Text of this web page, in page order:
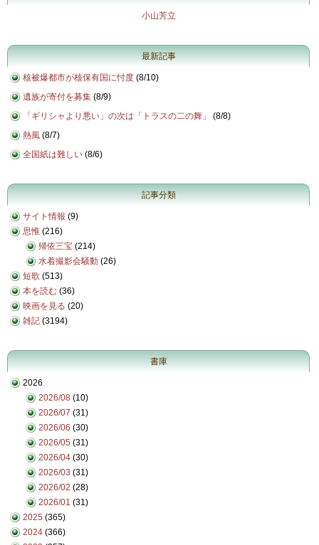
小山芳立
最新記事
核被爆都市が核保有国に忖度 (8/10)
遺族が寄付を募集 (8/9)
「ギリシャより悪い」の次は「トラスの二の舞」
(8/8)
熱風 (8/7)
全国紙は難しい (8/6)
記事分類
サイト情報 (9)
思惟 (216)
帰依三宝 (214)
水着撮影会騒動 (26)
短歌 (513)
本を読む (36)
映画を見る (20)
雑記 (3194)
書庫
2026
2026/08 (10)
2026/07 (31)
2026/06 (30)
2026/05 (31)
2026/04 (30)
2026/03 (31)
2026/02 (28)
2026/01 (31)
2025 (365)
2024 (366)